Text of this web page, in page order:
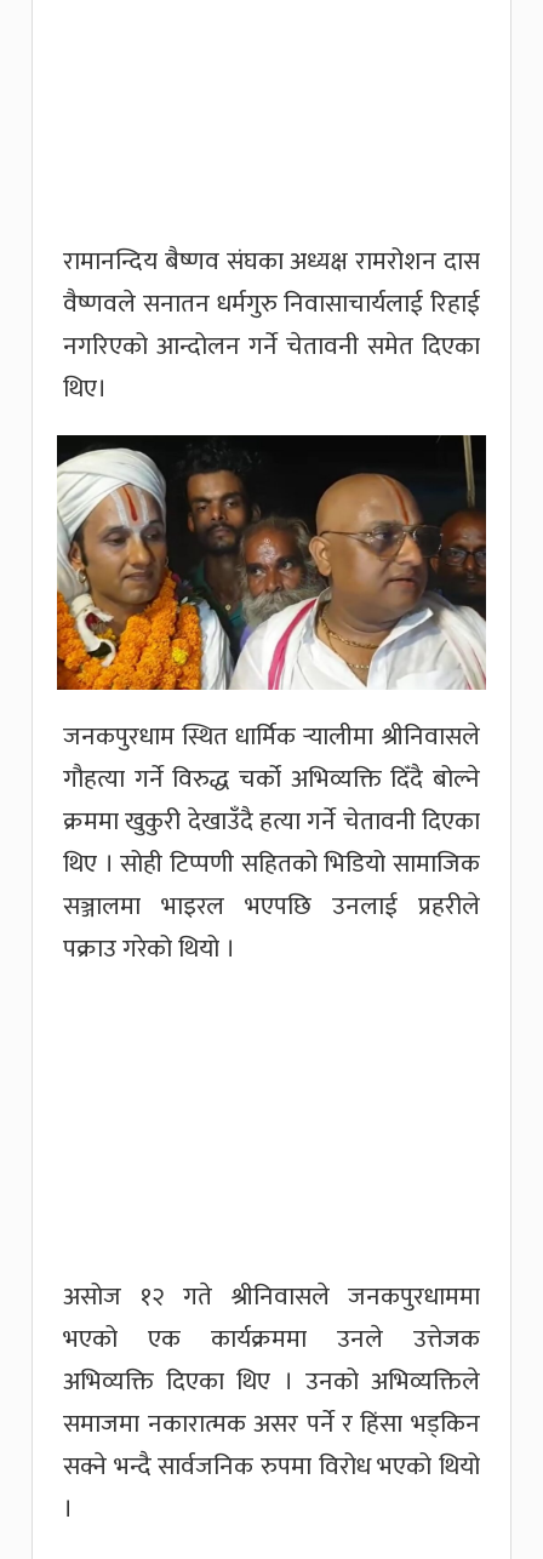
रामानन्दिय बैष्णव संघका अध्यक्ष रामरोशन दास
वैष्णवले सनातन धर्मगुरु निवासाचार्यलाई रिहाई
नगरिएको आन्दोलन गर्ने चेतावनी समेत दिएका
थिए।
जनकपुरधाम स्थित धार्मिक र्‍यालीमा श्रीनिवासले
गौहत्या गर्ने विरुद्ध चर्को अभिव्यक्ति दिँदै बोल्ने
क्रममा खुकुरी देखाउँदै हत्या गर्ने चेतावनी दिएका
थिए । सोही टिप्पणी सहितको भिडियो सामाजिक
सञ्जालमा भाइरल भएपछि उनलाई प्रहरीले
पक्राउ गरेको थियो ।
असोज १२ गते श्रीनिवासले जनकपुरधाममा
भएको एक कार्यक्रममा उनले उत्तेजक
अभिव्यक्ति दिएका थिए । उनको अभिव्यक्तिले
समाजमा नकारात्मक असर पर्ने र हिंसा भड्किन
सक्ने भन्दै सार्वजनिक रुपमा विरोध भएको थियो
।